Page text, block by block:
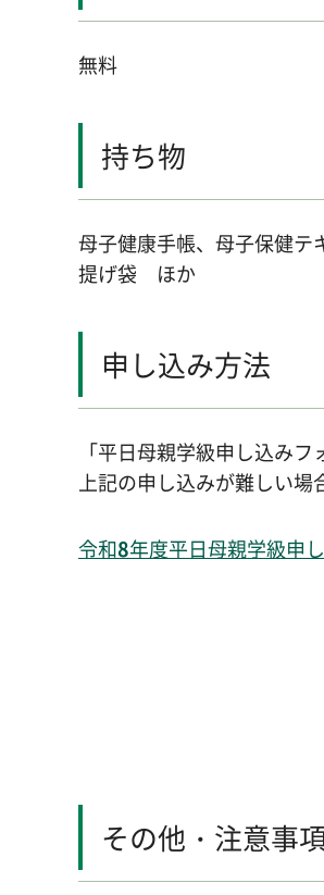
無料
持ち物
母子健康手帳、母子保健テ
提げ袋 ほか
申し込み方法
「平日母親学級申し込み
上記の申し込みが難しい場
令和8年度平日母親学級申
その他・注意事